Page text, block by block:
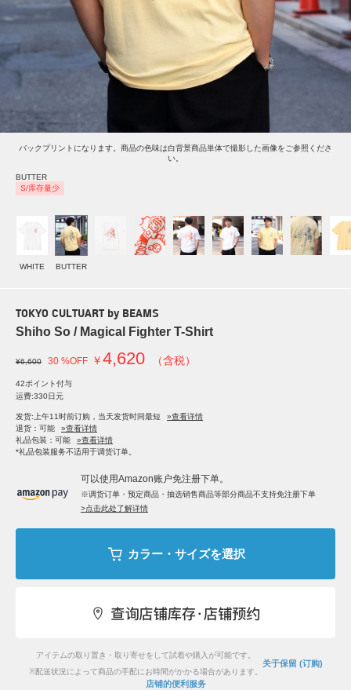
バックプリントになります。商品の色味は白背景商品単体で撮影した画像をご参照くださ
い。
BUTTER
S/库存量少
WHITE BUTTER
TOKYO CULTUART by BEAMS
Shiho So / Magical Fighter T-Shirt
¥6,600 30 %OFF ￥4,620 （含税）
42ポイント付与
运费:330日元
发货:上午11时前订购，当天发货时间最短
»查看详情
退货：可能
»查看详情
礼品包装：可能
»查看详情
*礼品包装服务不适用于调货订单。
可以使用Amazon账户免注册下单。
※调货订单・预定商品・抽选销售商品等部分商品不支持免注册下单
>点击此处了解详情
カラー・サイズを選択
アイテムの取り置き・取り寄せをして試着や購入が可能です。
※配送状況によって商品の手配にお時間がかかる場合があります。
关于保留 (订购)
店铺的便利服务